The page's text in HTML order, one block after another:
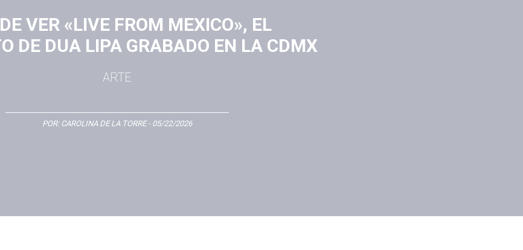
VER «LIVE FROM MEXICO», EL
DE DUA LIPA GRABADO EN LA CDMX
ARTE
POR: CAROLINA DE LA TORRE- 05/22/2026